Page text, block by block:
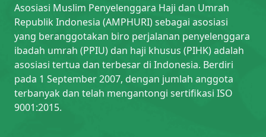
Asosiasi Muslim Penyelenggara Haji dan Umrah
Republik Indonesia (AMPHURI) sebagai asosiasi
yang beranggotakan biro perjalanan penyelenggara
ibadah umrah (PPIU) dan haji khusus (PIHK) adalah
asosiasi tertua dan terbesar di Indonesia. Berdiri
pada 1 September 2007, dengan jumlah anggota
terbanyak dan telah mengantongi sertifikasi ISO
9001:2015.